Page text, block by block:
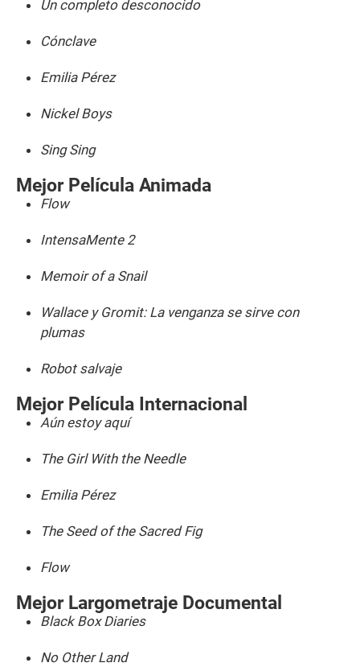
Un completo desconocido
Cónclave
Emilia Pérez
Nickel Boys
Sing Sing
Mejor Película Animada
Flow
IntensaMente 2
Memoir of a Snail
Wallace y Gromit: La venganza se sirve con
plumas
Robot salvaje
Mejor Película Internacional
Aún estoy aquí
The Girl With the Needle
Emilia Pérez
The Seed of the Sacred Fig
Flow
Mejor Largometraje Documental
Black Box Diaries
No Other Land